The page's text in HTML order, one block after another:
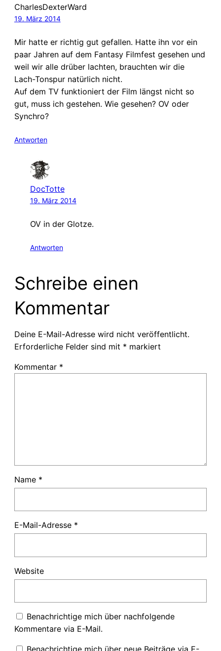
CharlesDexterWard
19. März 2014
Mir hatte er richtig gut gefallen. Hatte ihn vor ein
paar Jahren auf dem Fantasy Filmfest gesehen und
weil wir alle drüber lachten, brauchten wir die
Lach-Tonspur natürlich nicht.
Auf dem TV funktioniert der Film längst nicht so
gut, muss ich gestehen. Wie gesehen? OV oder
Synchro?
Antworten
DocTotte
19. März 2014
OV in der Glotze.
Antworten
Schreibe einen
Kommentar
Deine E-Mail-Adresse wird nicht veröffentlicht.
Erforderliche Felder sind mit * markiert
Kommentar *
Name *
E-Mail-Adresse *
Website
Benachrichtige mich über nachfolgende
Kommentare via E-Mail.
Benachrichtige mich über neue Beiträge via E-